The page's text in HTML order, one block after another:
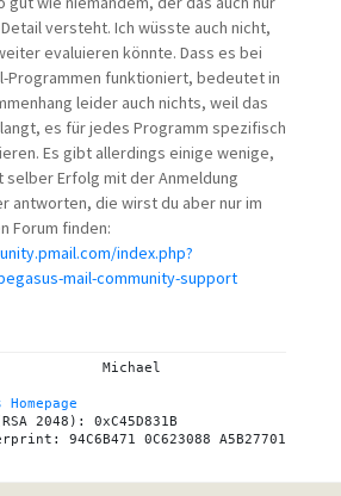
versteht. Ich wüsste auch nicht,
evaluieren könnte. Dass es bei
Programmen funktioniert, bedeutet in
leider auch nichts, weil das
es für jedes Programm spezifisch
Es gibt allerdings einige wenige,
selber Erfolg mit der Anmeldung
antworten, die wirst du aber nur im
Forum finden:
index.php?
mail-community-support
2048): 0xC45D831B